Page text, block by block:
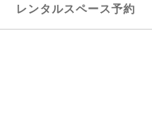
レンタルスペース予約